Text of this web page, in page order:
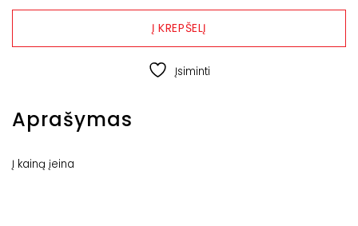
produkto
Į KREPŠELĮ
Įsiminti
Aprašymas
Į kainą įeina